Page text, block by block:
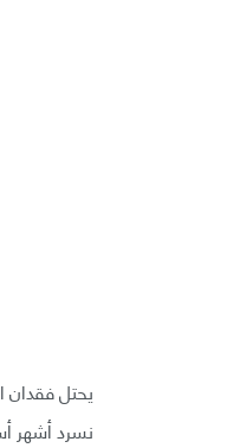
يحتل فقدان
نسرد أشهر